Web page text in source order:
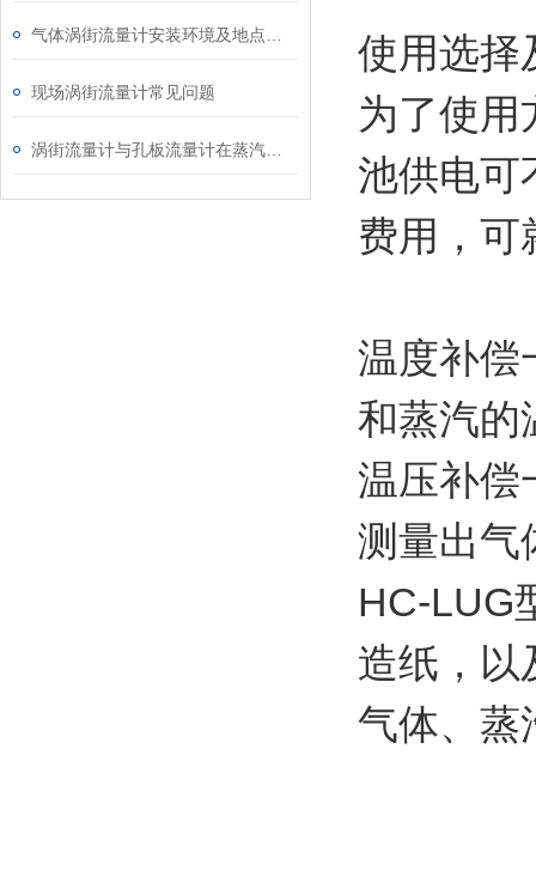
现场涡街流量计常见问题
使用选择
为了使用
池供电可
费用，可
温度补偿
和蒸汽的
温压补偿
测量出气
HC-LUG
造纸，以
气体、蒸